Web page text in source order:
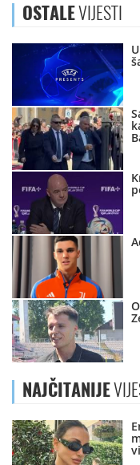
OSTALEVIJESTI
NAJČITANIJE